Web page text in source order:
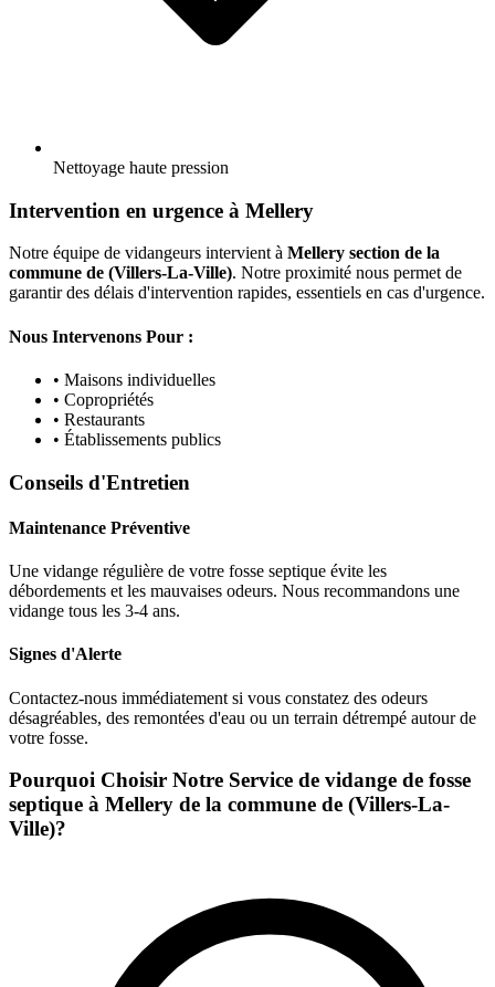
Nettoyage haute pression
Intervention en urgence à Mellery
Notre équipe de vidangeurs intervient à Mellery section de la
commune de (Villers-La-Ville). Notre proximité nous permet de
garantir des délais d'intervention rapides, essentiels en cas d'urgence.
Nous Intervenons Pour :
• Maisons individuelles
• Copropriétés
• Restaurants
• Établissements publics
Conseils d'Entretien
Maintenance Préventive
Une vidange régulière de votre fosse septique évite les
débordements et les mauvaises odeurs. Nous recommandons une
vidange tous les 3-4 ans.
Signes d'Alerte
Contactez-nous immédiatement si vous constatez des odeurs
désagréables, des remontées d'eau ou un terrain détrempé autour de
votre fosse.
Pourquoi Choisir Notre Service de vidange de fosse
septique à Mellery de la commune de (Villers-La-
Ville)?